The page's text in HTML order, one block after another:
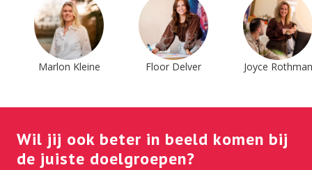
Marlon Kleine Floor Delver Joyce Rothman
Wil jij ook beter in beeld komen bij
de juiste doelgroepen?